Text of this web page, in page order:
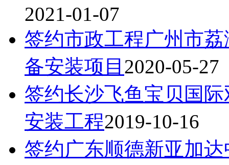
2021-01-07
签约市政工程广州市
备安装项目 2020-05-27
签约长沙飞鱼宝贝国
安装工程2019-10-16
签约广东顺德新亚加